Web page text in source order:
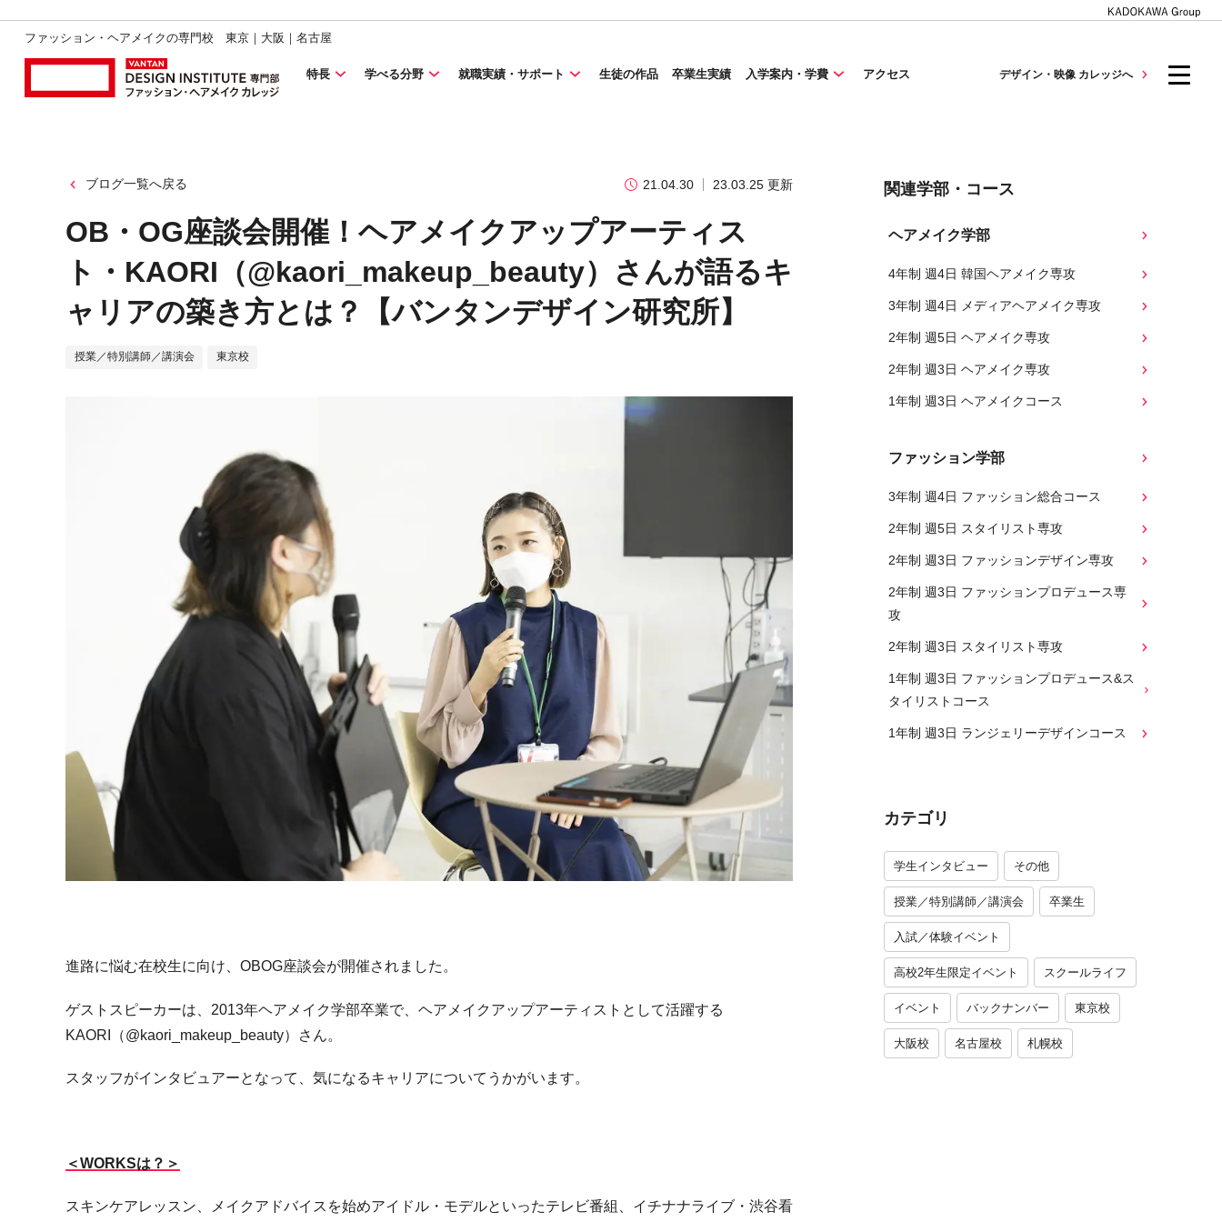
ファッション・ヘアメイクの専門校 東京｜大阪｜名古屋
特長 学べる分野 就職実績・サポート 生徒の作品 卒業生実績 入学案内・学費 アクセス デザイン・映像 カレッジへ
ブログ一覧へ戻る 21.04.30 23.03.25 更新
OB・OG座談会開催！ヘアメイクアップアーティス
ト・KAORI（@kaori_makeup_beauty）さんが語るキ
ャリアの築き方とは？【バンタンデザイン研究所】
授業／特別講師／講演会 東京校
進路に悩む在校生に向け、OBOG座談会が開催されました。
ゲストスピーカーは、2013年ヘアメイク学部卒業で、ヘアメイクアップアーティストとして活躍する
KAORI（@kaori_makeup_beauty）さん。
スタッフがインタビュアーとなって、気になるキャリアについてうかがいます。
＜WORKSは？＞
スキンケアレッスン、メイクアドバイスを始めアイドル・モデルといったテレビ番組、イチナナライブ・渋谷看
関連学部・コース
ヘアメイク学部
4年制 週4日 韓国ヘアメイク専攻
3年制 週4日 メディアヘアメイク専攻
2年制 週5日 ヘアメイク専攻
2年制 週3日 ヘアメイク専攻
1年制 週3日 ヘアメイクコース
ファッション学部
3年制 週4日 ファッション総合コース
2年制 週5日 スタイリスト専攻
2年制 週3日 ファッションデザイン専攻
2年制 週3日 ファッションプロデュース専
攻
2年制 週3日 スタイリスト専攻
1年制 週3日 ファッションプロデュース&ス
タイリストコース
1年制 週3日 ランジェリーデザインコース
カテゴリ
学生インタビュー その他
授業／特別講師／講演会 卒業生
入試／体験イベント
高校2年生限定イベント スクールライフ
イベント バックナンバー 東京校
大阪校 名古屋校 札幌校